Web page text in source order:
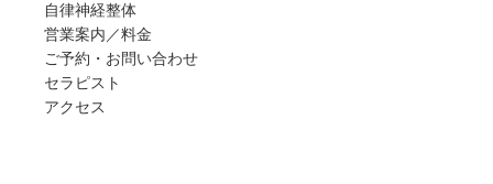
自律神経整体
営業案内／料金
ご予約・お問い合わせ
セラピスト
アクセス